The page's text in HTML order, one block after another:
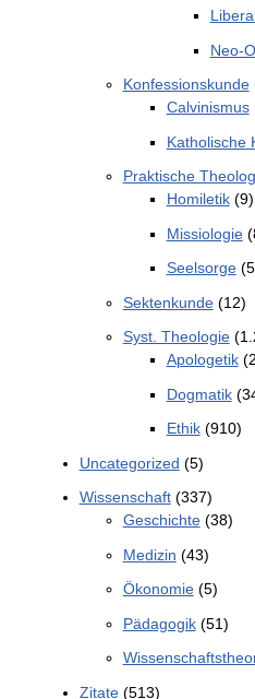
Neo-
Konfessionskunde
Calvinismus
Katholische
Praktische
Homiletik(9)
Missiologie
Seelsorge
Sektenkunde(12)
Syst. Theologie
Apologetik
Dogmatik
Ethik(910)
Uncategorized (5)
Wissenschaft(337)
Geschichte(38)
Medizin (43)
Ökonomie(5)
Pädagogik(51)
Zitate(513)